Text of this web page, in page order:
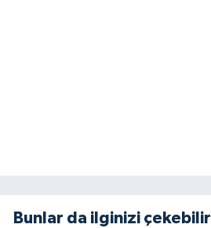
Bunlar da ilginizi çekebilir